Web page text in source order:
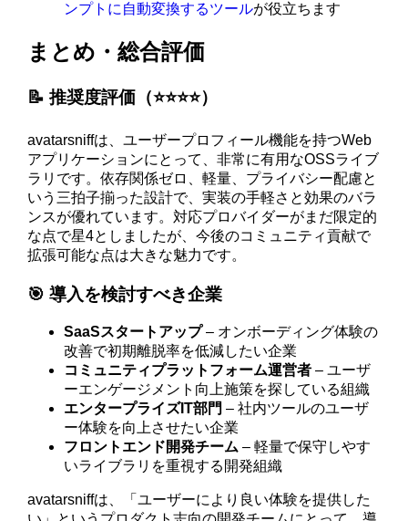
ンプトに自動変換するツールが役立ちます
まとめ・総合評価
📝 推奨度評価（⭐️⭐️⭐️⭐️）
avatarsniffは、ユーザープロフィール機能を持つWeb
アプリケーションにとって、非常に有用なOSSライブ
ラリです。依存関係ゼロ、軽量、プライバシー配慮と
いう三拍子揃った設計で、実装の手軽さと効果のバラ
ンスが優れています。対応プロバイダーがまだ限定的
な点で星4としましたが、今後のコミュニティ貢献で
拡張可能な点は大きな魅力です。
🎯 導入を検討すべき企業
SaaSスタートアップ– オンボーディング体験の
改善で初期離脱率を低減したい企業
コミュニティプラットフォーム運営者 – ユーザ
ーエンゲージメント向上施策を探している組織
エンタープライズIT部門 – 社内ツールのユーザ
ー体験を向上させたい企業
フロントエンド開発チーム – 軽量で保守しやす
いライブラリを重視する開発組織
avatarsniffは、「ユーザーにより良い体験を提供した